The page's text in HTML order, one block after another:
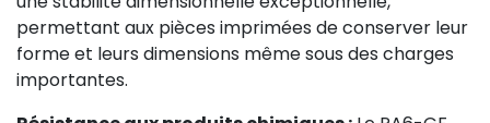
permettant aux pièces imprimées de conserver leur
forme et leurs dimensions même sous des charges
importantes.